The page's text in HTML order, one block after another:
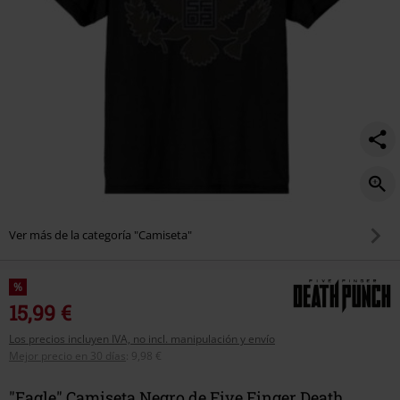
Ver más de la categoría "Camiseta"
%
15,99 €
Los precios incluyen IVA, no incl. manipulación y envío
Mejor precio en 30 días
9,98 €